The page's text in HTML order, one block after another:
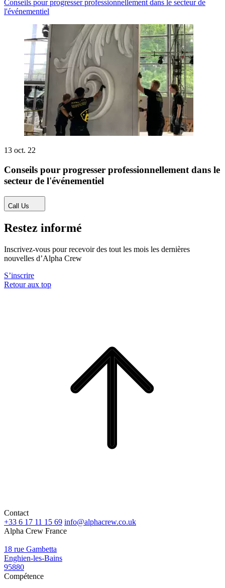
Conseils pour progresser professionnellement dans le secteur de
l'événementiel
13 oct. 22
Conseils pour progresser professionnellement dans le
secteur de l'événementiel
Call Us
Restez informé
Inscrivez-vous pour recevoir des tout les mois les dernières
nouvelles d’Alpha Crew
S’inscrire
Retour aux top
Contact
+33 6 17 11 15 69 info@alphacrew.co.uk
Alpha Crew France
18 rue Gambetta
Enghien-les-Bains
95880
Compétence